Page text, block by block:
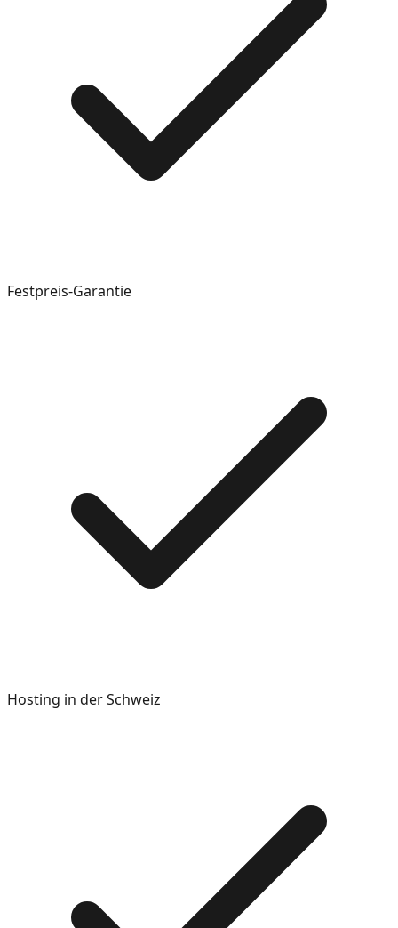
Festpreis-Garantie
Hosting in der Schweiz